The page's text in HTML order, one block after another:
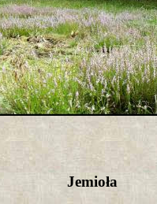
Jemioła